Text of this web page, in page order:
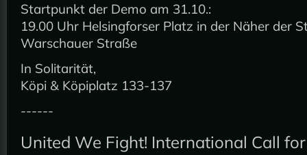
Startpunkt der Demo am 31.10.:
19.00 Uhr Helsingforser Platz in der Näher der
Warschauer Straße
In Solitarität,
Köpi & Köpiplatz 133-137
------
United We Fight! International Call